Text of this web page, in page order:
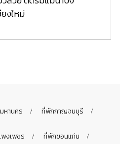
ยงใหม่
หานคร ที่พักกาญจนบุรี
งเพชร ที่พักขอนแก่น